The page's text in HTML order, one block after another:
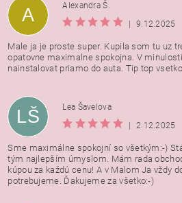
A
Alexandra Š.
|
9.12.2025
Male ja je proste super. Kupila som tu uz
opatovne maximalne spokojna. V
nainstalovat priamo do auta. Tip top vsetko.
LŠ
Lea Šavelova
|
2.12.2025
Sme maximálne spokojní so všetkým:-)
tým najlepším úmyslom. Mám rada
kúpou za každú cenu! A v Malom Ja vždy
potrebujeme. Ďakujeme za všetko:-)